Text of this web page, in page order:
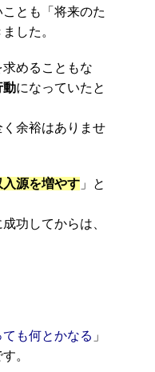
とも「将来のた
した。
めることもな
動になっていたと
余裕はありませ
入源を増やす 」と
功してからは、
も何とかなる 」
。